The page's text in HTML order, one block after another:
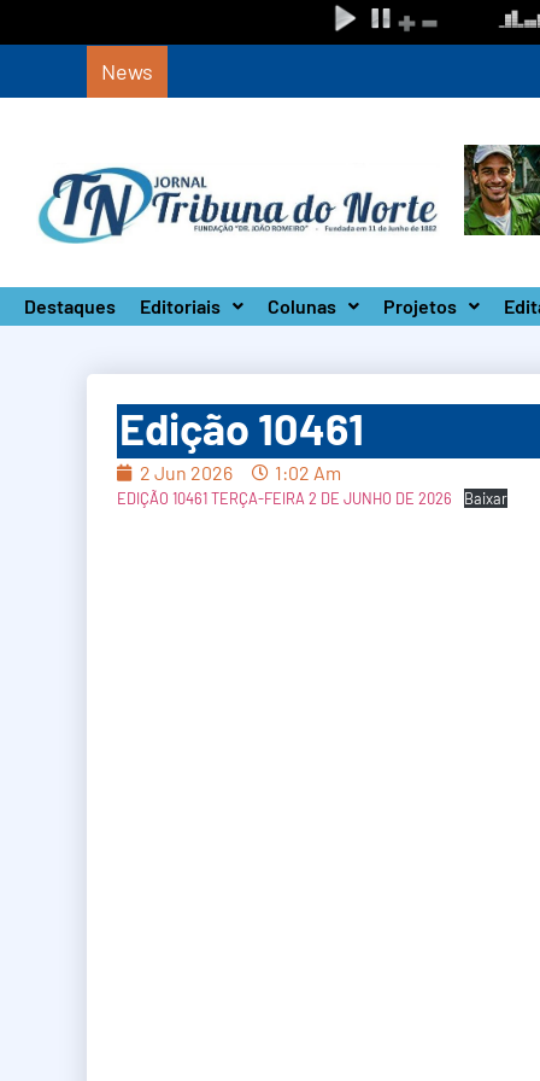
News Circuito Paulista Open marca a primeira
Destaques Editoriais Colunas Projetos
Edição 10461
2 Jun 2026 1:02 Am
EDIÇÃO 10461 TERÇA-FEIRA 2 DE JUNHO DE 2026 Baixar